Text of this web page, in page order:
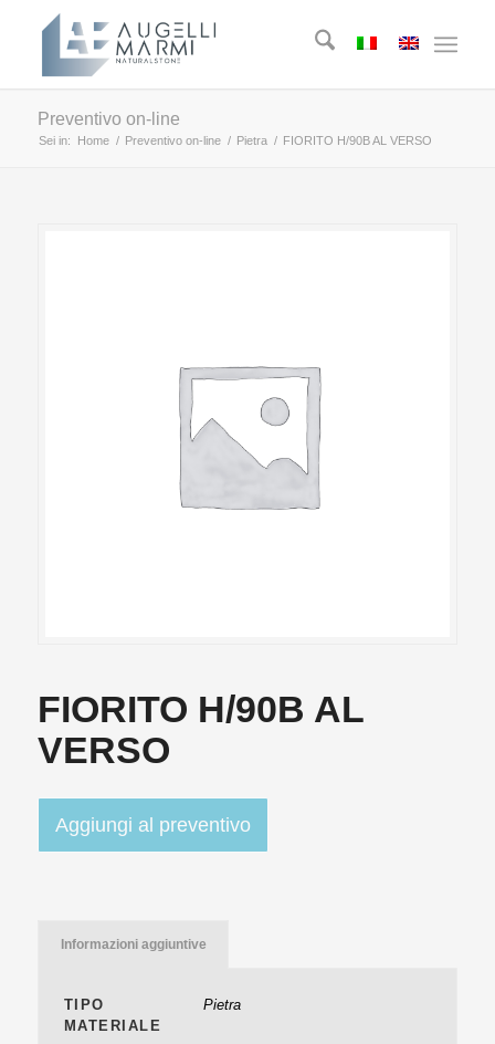
Preventivo on-line
Sei in: Home / Preventivo on-line / Pietra / FIORITO H/90B AL VERSO
FIORITO H/90B AL
VERSO
Aggiungi al preventivo
Informazioni aggiuntive
TIPO
MATERIALE
Pietra